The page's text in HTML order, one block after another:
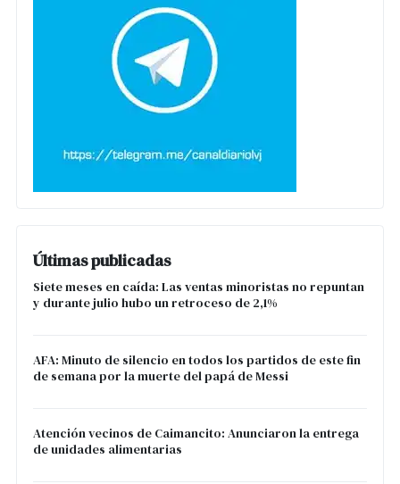
Últimas publicadas
Siete meses en caída: Las ventas minoristas no repuntan
y durante julio hubo un retroceso de 2,1%
AFA: Minuto de silencio en todos los partidos de este fin
de semana por la muerte del papá de Messi
Atención vecinos de Caimancito: Anunciaron la entrega
de unidades alimentarias